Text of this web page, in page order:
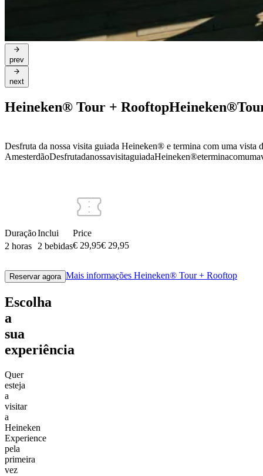
prev
next
Heineken® Tour + RooftopHeineken®
Desfruta da nossa visita guiada Heineken® e termina com uma vista
AmesterdãoDesfrutadanossavisitaguiadaHeineken®eterminacomuma
Duração
2 horas
Inclui
2 bebidas
Price
€ 29,95€ 29,95
Reservar agora Mais informações Heineken® Tour + Rooftop
Escolha
a
sua
experiência
Quer
esteja
a
visitar
a
Heineken
Experience
pela
primeira
vez